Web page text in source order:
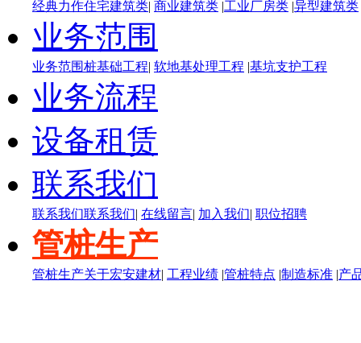
经典力作住宅建筑类| 商业建筑类 |工业厂房类 |异型建筑类
业务范围
业务范围桩基础工程| 软地基处理工程 |基坑支护工程
业务流程
设备租赁
联系我们
联系我们联系我们| 在线留言| 加入我们| 职位招聘
管桩生产
管桩生产关于宏安建材| 工程业绩 |管桩特点 |制造标准 |产